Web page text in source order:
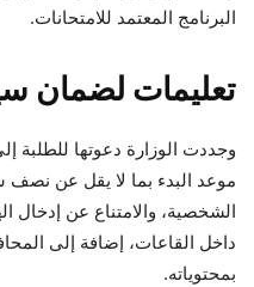
البرنامج المعتمد للامتحانات.
تعليمات لضمان
وجددت الوزارة دعوتها للطلبة
موعد البدء بما لا يقل عن
الشخصية، والامتناع عن إدخال
داخل القاعات، إضافة إلى
بمحتوياته.